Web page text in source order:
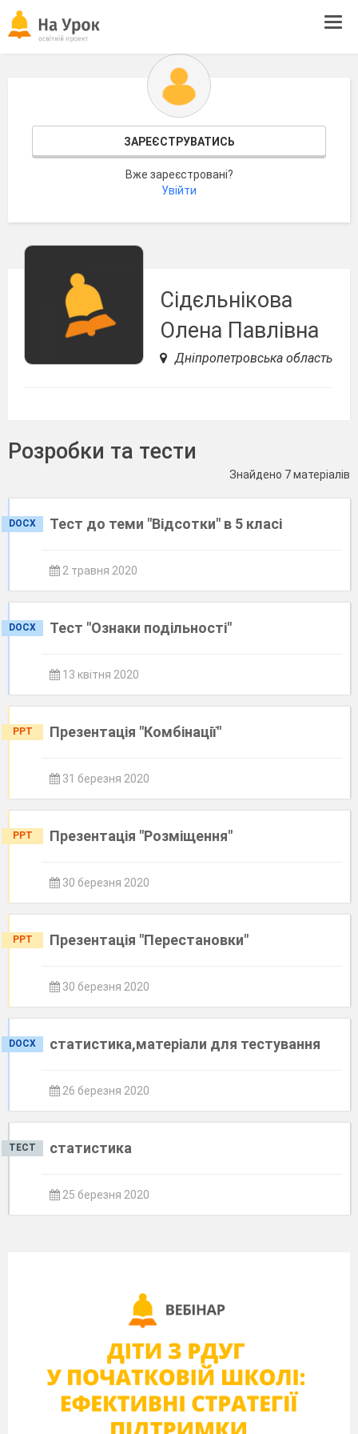
ЗАРЕЄСТРУВАТИСЬ
Вже зареєстровані?
Увійти
Сідєльнікова
Олена Павлівна
Дніпропетровська область
Розробки та тести
Знайдено 7 матеріалів
DOCX Тест до теми "Відсотки" в 5 класі
2 травня 2020
DOCX Тест "Ознаки подільності"
13 квітня 2020
PPT Презентація "Комбінації"
31 березня 2020
PPT Презентація "Розміщення"
30 березня 2020
PPT Презентація "Перестановки"
30 березня 2020
DOCX статистика,матеріали для тестування
26 березня 2020
ТЕСТ статистика
25 березня 2020